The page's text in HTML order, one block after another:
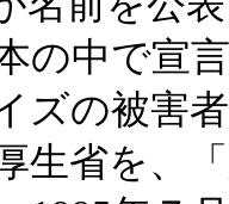
の中で宣
ズの被害
生省を、